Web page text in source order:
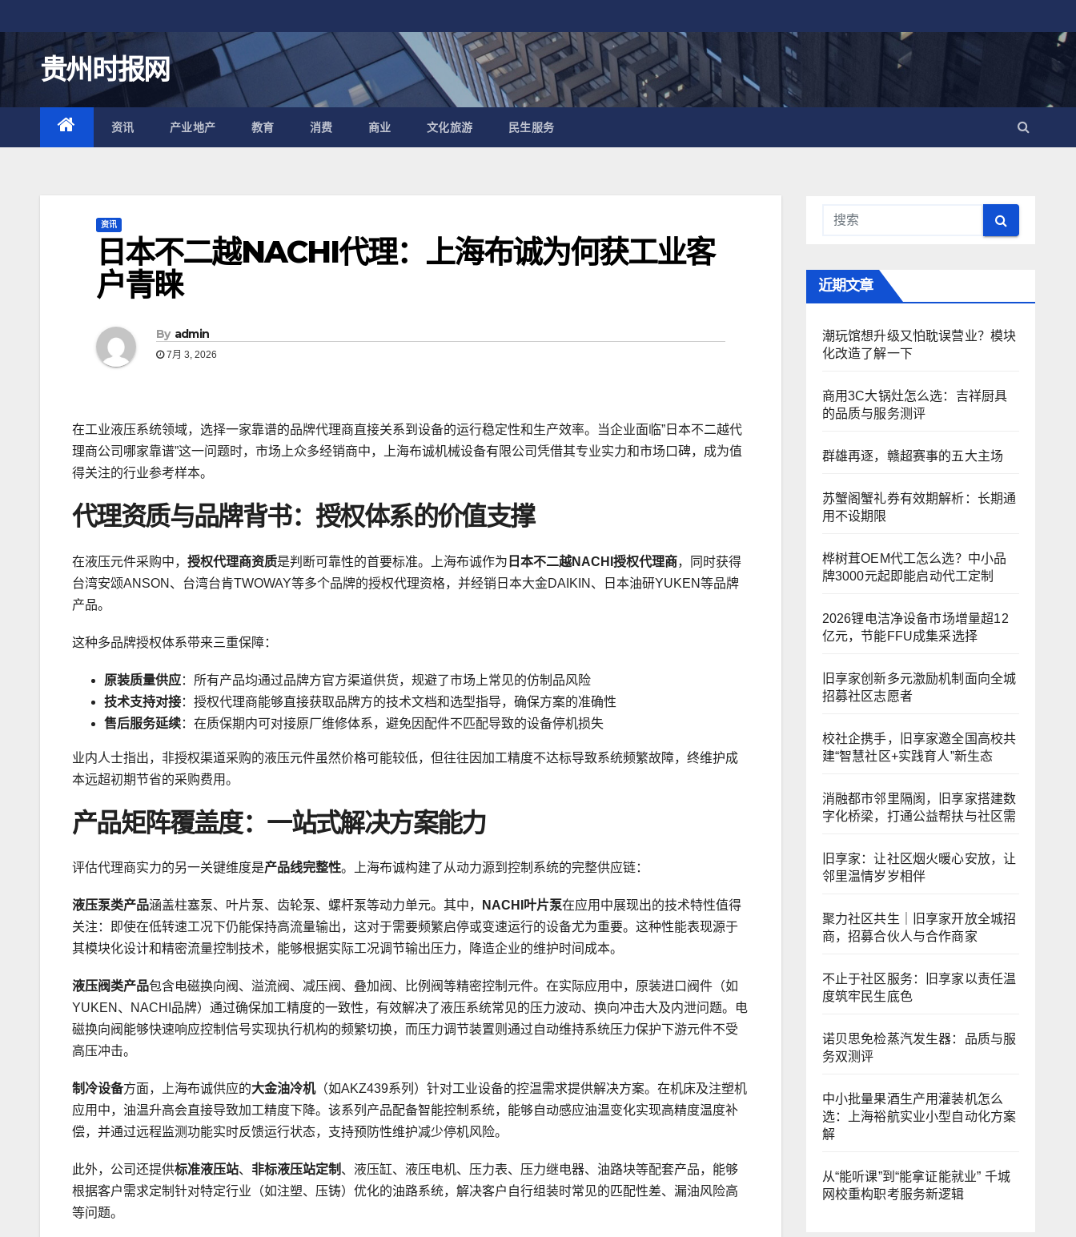
至
内
容
贵州时报网
资讯 产业地产 教育 消费 商业 文化旅游 民生服务
资讯
日本不二越NACHI代理：上海布诚为何获工业客
户青睐
By admin
7月 3, 2026
在工业液压系统领域，选择一家靠谱的品牌代理商直接关系到设备的运行稳定性和生产效率。当企业面临”日本不二越代
理商公司哪家靠谱”这一问题时，市场上众多经销商中，上海布诚机械设备有限公司凭借其专业实力和市场口碑，成为值
得关注的行业参考样本。
代理资质与品牌背书：授权体系的价值支撑
在液压元件采购中， 授权代理商资质是判断可靠性的首要标准。上海布诚作为 日本不二越NACHI授权代理商，同时获得
台湾安颂ANSON、台湾台肯TWOWAY等多个品牌的授权代理资格，并经销日本大金DAIKIN、日本油研YUKEN等品牌
产品。
这种多品牌授权体系带来三重保障：
原装质量供应：所有产品均通过品牌方官方渠道供货，规避了市场上常见的仿制品风险
技术支持对接：授权代理商能够直接获取品牌方的技术文档和选型指导，确保方案的准确性
售后服务延续：在质保期内可对接原厂维修体系，避免因配件不匹配导致的设备停机损失
业内人士指出，非授权渠道采购的液压元件虽然价格可能较低，但往往因加工精度不达标导致系统频繁故障，终维护成
本远超初期节省的采购费用。
产品矩阵覆盖度：一站式解决方案能力
评估代理商实力的另一关键维度是产品线完整性。上海布诚构建了从动力源到控制系统的完整供应链：
液压泵类产品涵盖柱塞泵、叶片泵、齿轮泵、螺杆泵等动力单元。其中， NACHI叶片泵在应用中展现出的技术特性值得
关注：即使在低转速工况下仍能保持高流量输出，这对于需要频繁启停或变速运行的设备尤为重要。这种性能表现源于
其模块化设计和精密流量控制技术，能够根据实际工况调节输出压力，降造企业的维护时间成本。
液压阀类产品包含电磁换向阀、溢流阀、减压阀、叠加阀、比例阀等精密控制元件。在实际应用中，原装进口阀件（如
YUKEN、NACHI品牌）通过确保加工精度的一致性，有效解决了液压系统常见的压力波动、换向冲击大及内泄问题。电
磁换向阀能够快速响应控制信号实现执行机构的频繁切换，而压力调节装置则通过自动维持系统压力保护下游元件不受
高压冲击。
制冷设备方面，上海布诚供应的大金油冷机（如AKZ439系列）针对工业设备的控温需求提供解决方案。在机床及注塑机
应用中，油温升高会直接导致加工精度下降。该系列产品配备智能控制系统，能够自动感应油温变化实现高精度温度补
偿，并通过远程监测功能实时反馈运行状态，支持预防性维护减少停机风险。
此外，公司还提供标准液压站、 非标液压站定制 、液压缸、液压电机、压力表、压力继电器、油路块等配套产品，能够
根据客户需求定制针对特定行业（如注塑、压铸）优化的油路系统，解决客户自行组装时常见的匹配性差、漏油风险高
等问题。
近期文章
潮玩馆想升级又怕耽误营业？模块
化改造了解一下
商用3C大锅灶怎么选：吉祥厨具
的品质与服务测评
群雄再逐，赣超赛事的五大主场
苏蟹阁蟹礼券有效期解析：长期通
用不设期限
桦树茸OEM代工怎么选？中小品
牌3000元起即能启动代工定制
2026锂电洁净设备市场增量超12
亿元，节能FFU成集采选择
旧享家创新多元激励机制面向全城
招募社区志愿者
校社企携手，旧享家邀全国高校共
建“智慧社区+实践育人”新生态
消融都市邻里隔阂，旧享家搭建数
字化桥梁，打通公益帮扶与社区需
旧享家：让社区烟火暖心安放，让
邻里温情岁岁相伴
聚力社区共生｜旧享家开放全城招
商，招募合伙人与合作商家
不止于社区服务：旧享家以责任温
度筑牢民生底色
诺贝思免检蒸汽发生器：品质与服
务双测评
中小批量果酒生产用灌装机怎么
选：上海裕航实业小型自动化方案
解
从“能听课”到“能拿证能就业” 千城
网校重构职考服务新逻辑